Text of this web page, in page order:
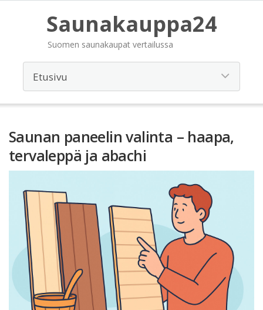
Saunakauppa24
Suomen saunakaupat vertailussa
Saunan paneelin valinta – haapa,
tervaleppä ja abachi